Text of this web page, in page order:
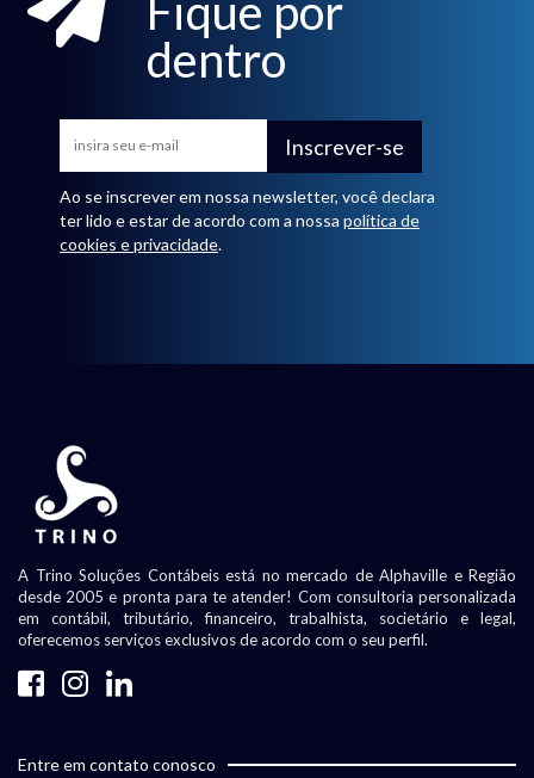
Fique por
dentro
Inscrever-se
Ao se inscrever em nossa newsletter, você declara
ter lido e estar de acordo com a nossa política de
cookies e privacidade.
A Trino Soluções Contábeis está no mercado de Alphaville e Região
desde 2005 e pronta para te atender! Com consultoria personalizada
em contábil, tributário, financeiro, trabalhista, societário e legal,
oferecemos serviços exclusivos de acordo com o seu perfil.
Entre em contato conosco